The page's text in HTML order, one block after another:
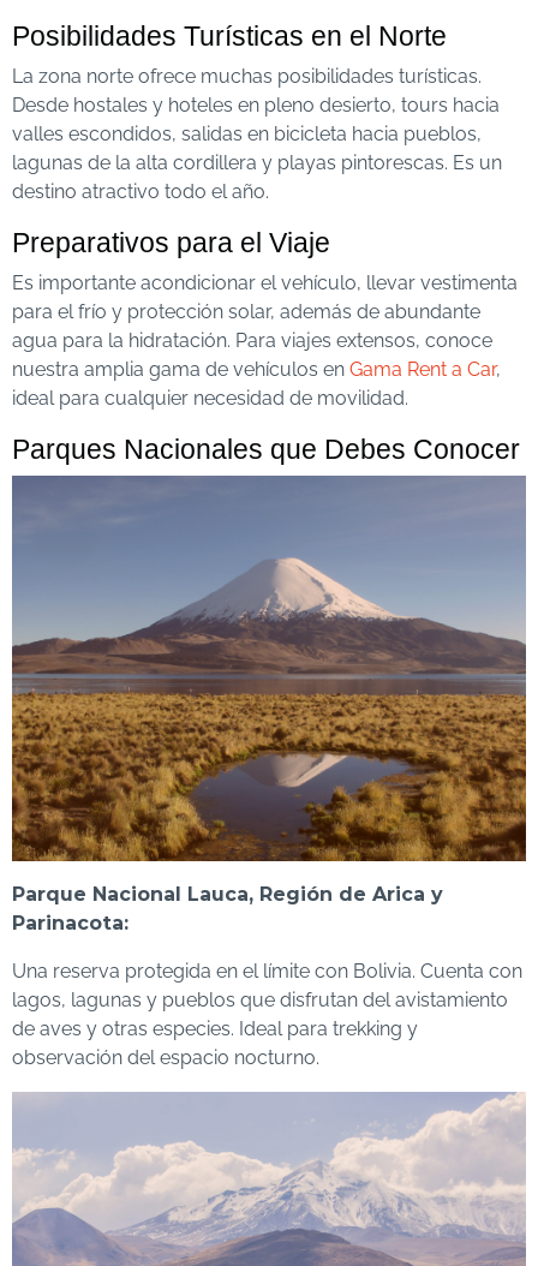
Posibilidades Turísticas en el Norte
La zona norte ofrece muchas posibilidades turísticas.
Desde hostales y hoteles en pleno desierto, tours hacia
valles escondidos, salidas en bicicleta hacia pueblos,
lagunas de la alta cordillera y playas pintorescas. Es un
destino atractivo todo el año.
Preparativos para el Viaje
Es importante acondicionar el vehículo, llevar vestimenta
para el frío y protección solar, además de abundante
agua para la hidratación. Para viajes extensos, conoce
nuestra amplia gama de vehículos en Gama Rent a Car,
ideal para cualquier necesidad de movilidad.
Parques Nacionales que Debes Conocer
Parque Nacional Lauca, Región de Arica y
Parinacota:
Una reserva protegida en el límite con Bolivia. Cuenta con
lagos, lagunas y pueblos que disfrutan del avistamiento
de aves y otras especies. Ideal para trekking y
observación del espacio nocturno.